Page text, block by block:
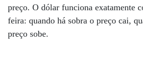
preço. O dólar funciona exatamente
feira: quando há sobra o preço cai,
preço sobe.